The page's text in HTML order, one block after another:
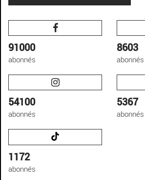
91000
abonnés
8603
abonnés
54100
abonnés
5367
abonnés
1172
abonnés